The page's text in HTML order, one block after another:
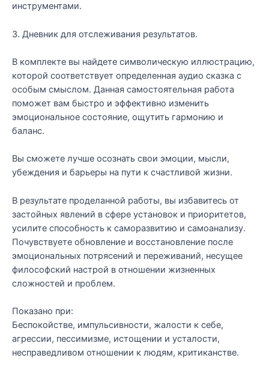
инструментами.
3. Дневник для отслеживания результатов.
В комплекте вы найдете символическую иллюстрацию,
которой соответствует определенная аудио сказка с
особым смыслом. Данная самостоятельная работа
поможет вам быстро и эффективно изменить
эмоциональное состояние, ощутить гармонию и
баланс.
Вы сможете лучше осознать свои эмоции, мысли,
убеждения и барьеры на пути к счастливой жизни.
В результате проделанной работы, вы избавитесь от
застойных явлений в сфере установок и приоритетов,
усилите способность к саморазвитию и самоанализу.
Почувствуете обновление и восстановление после
эмоциональных потрясений и переживаний, несущее
философский настрой в отношении жизненных
сложностей и проблем.
Показано при:
Беспокойстве, импульсивности, жалости к себе,
агрессии, пессимизме, истощении и усталости,
несправедливом отношении к людям, критиканстве.